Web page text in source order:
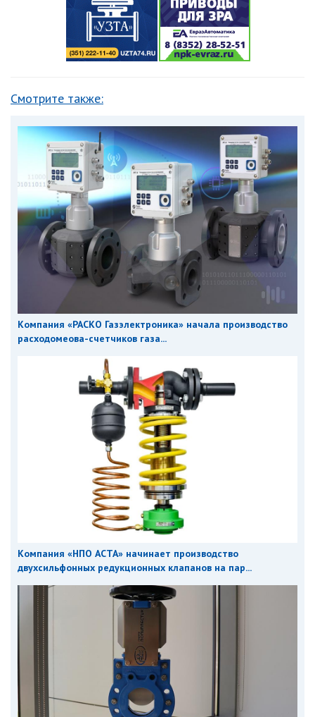
Смотрите также:
Компания «РАСКО Газэлектроника» начала производство
расходомеова-счетчиков газа...
Компания «НПО АСТА» начинает производство
двухсильфонных редукционных клапанов на пар...